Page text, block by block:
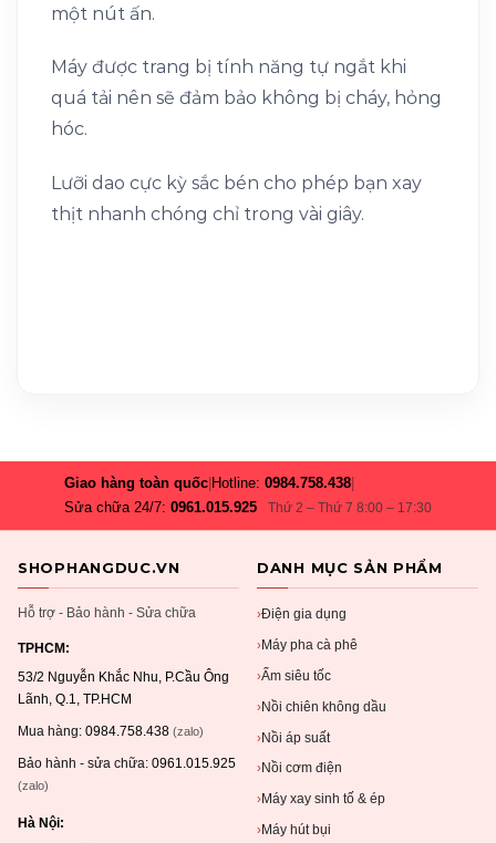
một nút ấn.
Máy được trang bị tính năng tự ngắt khi
quá tải nên sẽ đảm bảo không bị cháy, hỏng
hóc.
Lưỡi dao cực kỳ sắc bén cho phép bạn xay
thịt nhanh chóng chỉ trong vài giây.
Giao hàng toàn quốc Hotline:0984.758.438
Sửa chữa 24/7:0961.015.925 Thứ 2 – Thứ 7 8:00 – 17:30
SHOPHANGDUC.VN
Hỗ trợ - Bảo hành - Sửa chữa
TPHCM:
53/2 Nguyễn Khắc Nhu, P.Cầu Ông
Lãnh, Q.1, TP.HCM
Mua hàng: 0984.758.438 (zalo)
Bảo hành - sửa chữa: 0961.015.925
(zalo)
Hà Nội:
DANH MỤC SẢN PHẨM
›Điện gia dụng
› Máy pha cà phê
›Ấm siêu tốc
›Nồi chiên không dầu
›Nồi áp suất
› Nồi cơm điện
› Máy xay sinh tố & ép
› Máy hút bụi